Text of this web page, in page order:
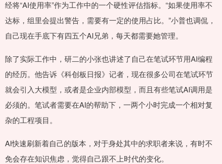
经将“AI使用率”作为工作中的一个硬性评估指标。“如果使用率不
达标，组里会提出警告，需要有一定的使用占比。”小普也调侃，
自己现在手底下有四五个AI兄弟，每天都需要她管理。
除了实际工作中，研二的小张也讲述了自己在笔试环节用AI编程
的经历。他告诉《科创板日报》记者，现在很多公司在笔试环节
就会引入大模型，或者是企业内部模型，而且有些笔试AI调用是
必须的。笔试者需要在AI的帮助下，一两个小时完成一个相对复
杂的工程项目。
AI快速刷新着自己的版本，对于身处其中的求职者来说，有时不
免会存在知识焦虑，觉得自己跟不上时代的变化。